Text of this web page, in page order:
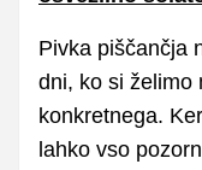
Pivka piščančja
dni, ko si želimo
konkretnega.
lahko vso